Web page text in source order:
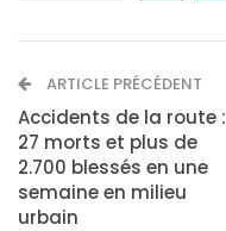
ARTICLE PRÉCÉDENT
Accidents de la route :
27 morts et plus de
2.700 blessés en une
semaine en milieu
urbain